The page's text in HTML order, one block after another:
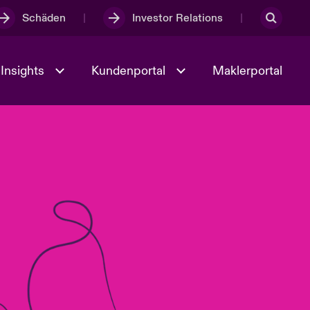
Schäden Investor Relations
Full Spectrum Cyber
Kundenportal Maklerportal